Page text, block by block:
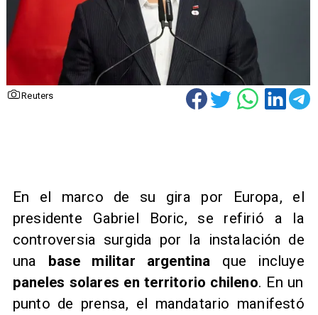
Reuters
En el marco de su gira por Europa, el
presidente Gabriel Boric, se refirió a la
controversia surgida por la instalación de
una base militar argentina que incluye
paneles solares en territorio chileno. En un
punto de prensa, el mandatario manifestó